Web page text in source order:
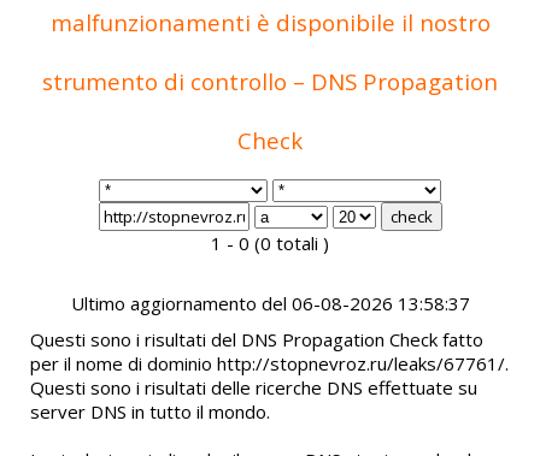
malfunzionamenti è disponibile il nostro
strumento di controllo – DNS Propagation
Check
1 - 0 (0 totali )
Ultimo aggiornamento del 06-08-2026 13:58:37
Questi sono i risultati del DNS Propagation Check fatto
per il nome di dominio http://stopnevroz.ru/leaks/67761/.
Questi sono i risultati delle ricerche DNS effettuate su
server DNS in tutto il mondo.